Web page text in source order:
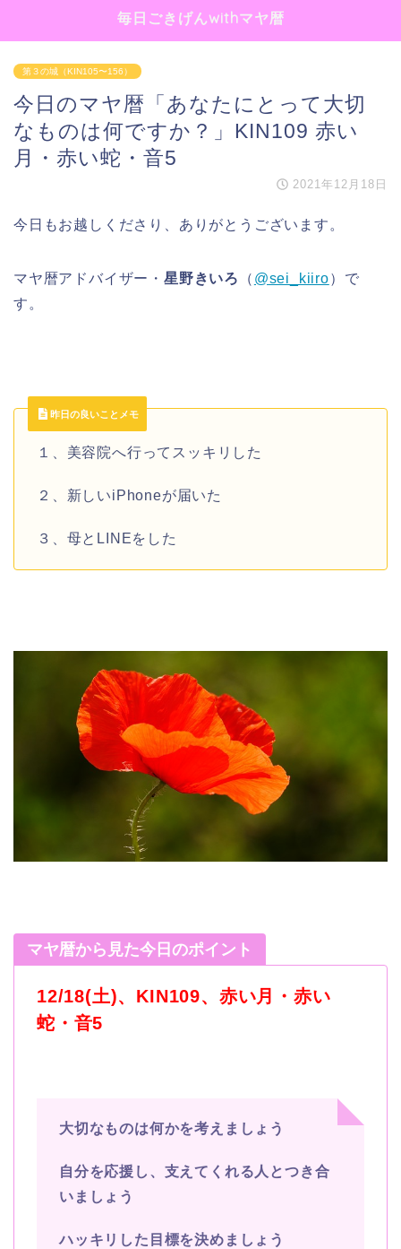
毎日ごきげんwithマヤ暦
第３の城（KIN105〜156）
今日のマヤ暦「あなたにとって大切
なものは何ですか？」KIN109 赤い
月・赤い蛇・音5
2021年12月18日
今日もお越しくださり、ありがとうございます。
マヤ暦アドバイザー・ 星野きいろ （ @sei_kiiro）で
す。
昨日の良いことメモ
１、美容院へ行ってスッキリした
２、新しいiPhoneが届いた
３、母とLINEをした
マヤ暦から見た今日のポイント
12/18(土)、KIN109、赤い月・赤い
蛇・音5
大切なものは何かを考えましょう
自分を応援し、支えてくれる人とつき合
いましょう
ハッキリした目標を決めましょう